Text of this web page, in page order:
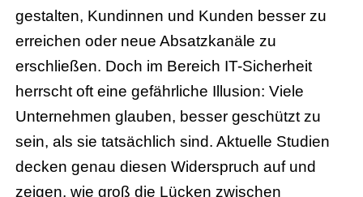
gestalten, Kundinnen und Kunden besser zu
erreichen oder neue Absatzkanäle zu
erschließen. Doch im Bereich IT-Sicherheit
herrscht oft eine gefährliche Illusion: Viele
Unternehmen glauben, besser geschützt zu
sein, als sie tatsächlich sind. Aktuelle Studien
decken genau diesen Widerspruch auf und
zeigen, wie groß die Lücken zwischen